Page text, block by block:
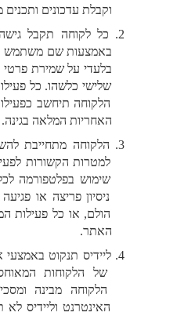
וקבלת עדכונים ותכנים מעת
האחריות המלאה בגינה.